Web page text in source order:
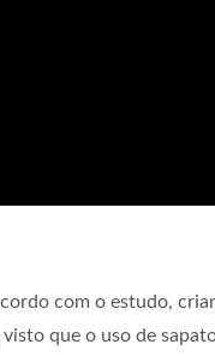
com o estudo,
que o uso de